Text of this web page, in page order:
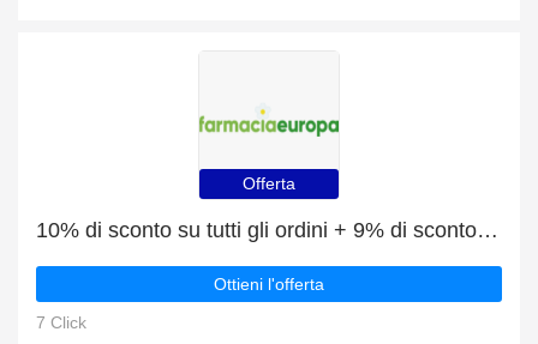
Offerta
10% di sconto su tutti gli ordini + 9% di sconto SFIGMO Aneroid 60mm S/F INTERM
Ottieni l'offerta
7 Click